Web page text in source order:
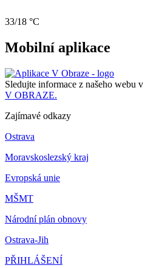
33/18 °C
Mobilní aplikace
Sledujte informace z našeho webu v
V OBRAZE.
Zajímavé odkazy
Ostrava
Moravskoslezský kraj
Evropská unie
MŠMT
Národní plán obnovy
Ostrava-Jih
PŘIHLÁŠENÍ